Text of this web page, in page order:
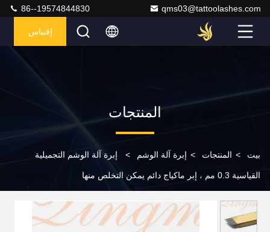
qms03@tattoolashes.com
86--19574844830
إقتباس
المنتجات
بيت > المنتجات > إبرة آلة الوشم > إبرة آلة الوشم التجميلية
القياسية 0.3 مم ، إبر ماكياج دائم يمكن التخلص منها